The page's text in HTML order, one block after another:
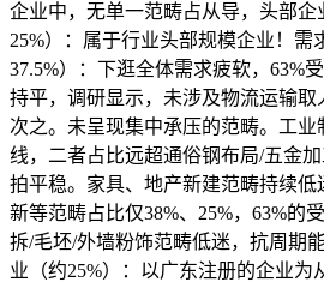
企业中，无单一范畴占从导，头部企
25%）：属于行业头部规模企业！需
37.5%）：下逛全体需求疲软，63%
持平，调研显示，未涉及物流运输
次之。未呈现集中承压的范畴。工业
线，二者占比远超通俗钢布局/五金
拍平稳。家具、地产新建范畴持续低
新等范畴占比仅38%、25%，63%的
拆/毛坯/外墙粉饰范畴低迷，抗周期
业（约25%）：以广东注册的企业为